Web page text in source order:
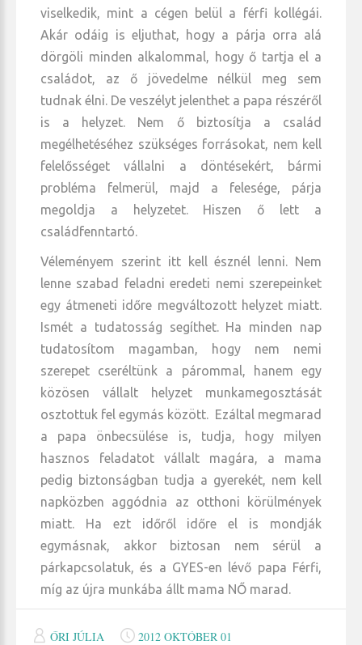
viselkedik, mint a cégen belül a férfi kollégái.
Akár odáig is eljuthat, hogy a párja orra alá
dörgöli minden alkalommal, hogy ő tartja el a
családot, az ő jövedelme nélkül meg sem
tudnak élni. De veszélyt jelenthet a papa részéről
is a helyzet. Nem ő biztosítja a család
megélhetéséhez szükséges forrásokat, nem kell
felelősséget vállalni a döntésekért, bármi
probléma felmerül, majd a felesége, párja
megoldja a helyzetet. Hiszen ő lett a
családfenntartó.
Véleményem szerint itt kell észnél lenni. Nem
lenne szabad feladni eredeti nemi szerepeinket
egy átmeneti időre megváltozott helyzet miatt.
Ismét a tudatosság segíthet. Ha minden nap
tudatosítom magamban, hogy nem nemi
szerepet cseréltünk a párommal, hanem egy
közösen vállalt helyzet munkamegosztását
osztottuk fel egymás között. Ezáltal megmarad
a papa önbecsülése is, tudja, hogy milyen
hasznos feladatot vállalt magára, a mama
pedig biztonságban tudja a gyerekét, nem kell
napközben aggódnia az otthoni körülmények
miatt. Ha ezt időről időre el is mondják
egymásnak, akkor biztosan nem sérül a
párkapcsolatuk, és a GYES-en lévő papa Férfi,
míg az újra munkába állt mama NŐ marad.
ŐRI JÚLIA 2012 OKTÓBER 01